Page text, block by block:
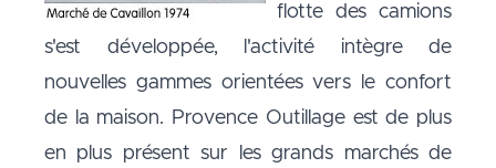
flotte des camions
s'est développée, l'activité intègre de
nouvelles gammes orientées vers le confort
de la maison. Provence Outillage est de plus
en plus présent sur les grands marchés de